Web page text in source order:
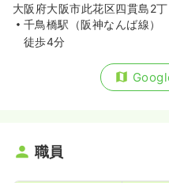
大阪府大阪市此花区四貫島2
千鳥橋駅（阪神なんば線）
徒歩4分
職員